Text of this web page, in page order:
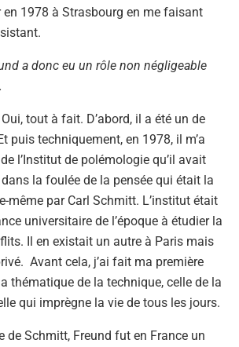
en 1978 à Strasbourg en me faisant
a donc eu un rôle non négligeable
tout à fait. D’abord, il a été un de
puis techniquement, en 1978, il m’a
l’Institut de polémologie qu’il avait
la foulée de la pensée qui était la
même par Carl Schmitt. L’institut était
universitaire de l’époque à étudier la
Il en existait un autre à Paris mais
Avant cela, j’ai fait ma première
thématique de la technique, celle de la
qui imprègne la vie de tous les jours.
de Schmitt, Freund fut en France un